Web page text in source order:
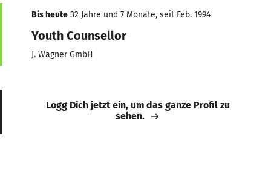
Bis heute 32 Jahre und 7 Monate, seit Feb. 1994
Youth Counsellor
J. Wagner GmbH
Logg Dich jetzt ein, um das ganze Profil zu
sehen.